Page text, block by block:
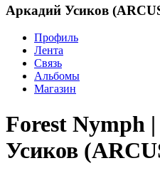
Аркадий Усиков
Профиль
Лента
Связь
Альбомы
Магазин
Forest Nymph
Усиков